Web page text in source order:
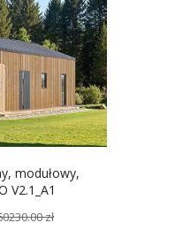
modułowy,
V2.1_A1
zł